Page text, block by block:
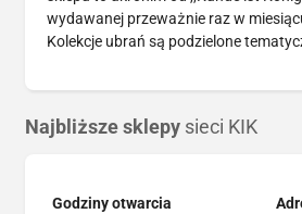
wydawanej przeważnie raz w
Kolekcje ubrań są podzielone
Najbliższe sklepy sieci KIK
Godziny otwarcia